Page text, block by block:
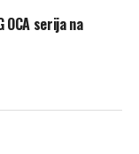
OCA serija na